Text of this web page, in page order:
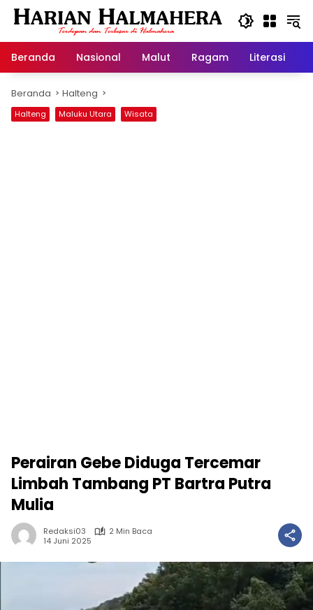
Langsung
Beranda
Nasional Malut Ragam Literasi
Beranda Halteng
Halteng Maluku Utara Wisata
Perairan Gebe Diduga Tercemar
Limbah Tambang PT Bartra Putra
Mulia
Redaksi03
2 Min Baca
14 Juni 2025